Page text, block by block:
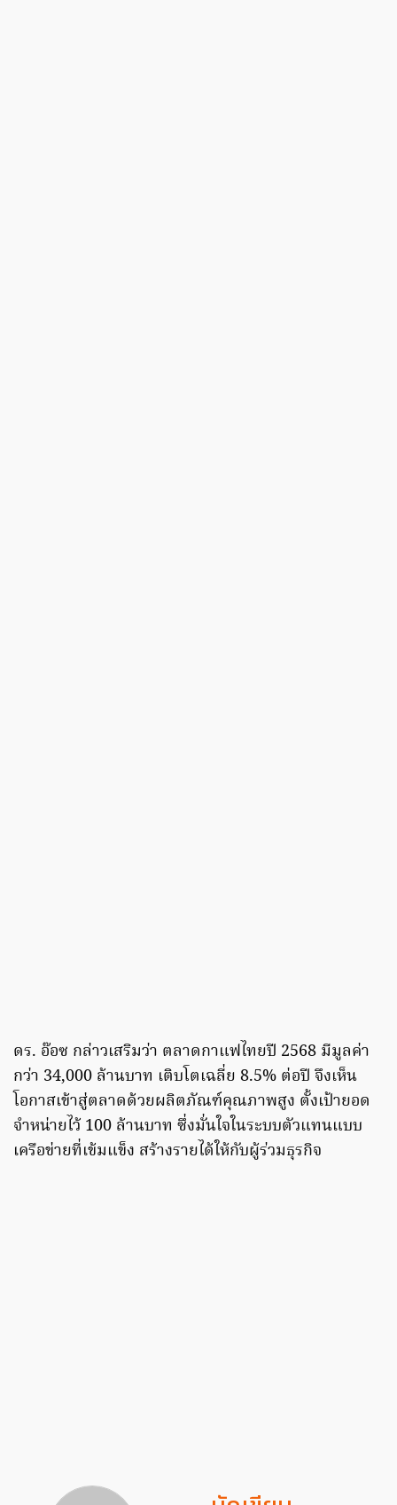
ดร. อ๊อซ กล่าวเสริมว่า ตลาดกาแฟไทยปี 2568 มีมูลค่า
กว่า 34,000 ล้านบาท เติบโตเฉลี่ย 8.5% ต่อปี จึงเห็น
โอกาสเข้าสู่ตลาดด้วยผลิตภัณฑ์คุณภาพสูง ตั้งเป้ายอด
จำหน่ายไว้ 100 ล้านบาท ซึ่งมั่นใจในระบบตัวแทนแบบ
เครือข่ายที่เข้มแข็ง สร้างรายได้ให้กับผู้ร่วมธุรกิจ